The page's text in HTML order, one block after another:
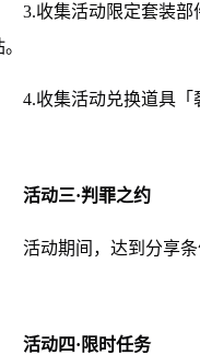
3.收集活动限定套装
4.收集活动兑换道具「
活动三·判罪之约
活动期间，达到分享
活动四·限时任务